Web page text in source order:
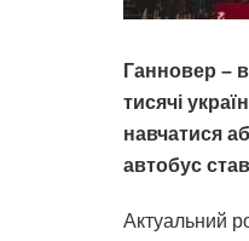
Ганновер –
тисячі
навчатися
автобус
Актуальний